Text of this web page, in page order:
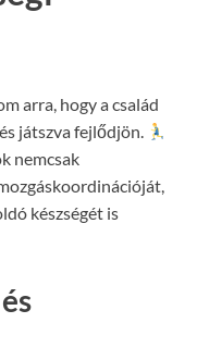
arra, hogy a család
játszva fejlődjön.
nemcsak
készségét is